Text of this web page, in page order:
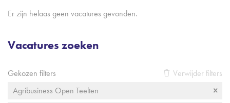
Er zijn helaas geen vacatures gevonden.
Vacatures zoeken
Gekozen filters
Verwijder filters
Agribusiness Open Teelten